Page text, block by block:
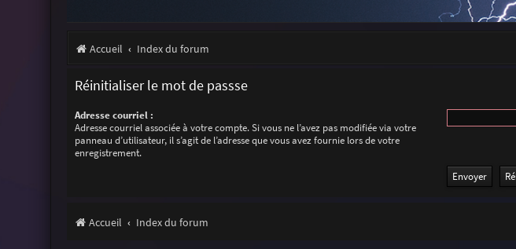
Accueil Index du forum
Réinitialiser le mot de passse
Adresse courriel :
Adresse courriel associée à votre compte. Si vous ne l’avez pas modifiée via votre
panneau d’utilisateur, il s’agit de l’adresse que vous avez fournie lors de votre
enregistrement.
Accueil Index du forum